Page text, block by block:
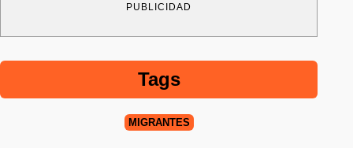
PUBLICIDAD
Tags
MIGRANTES